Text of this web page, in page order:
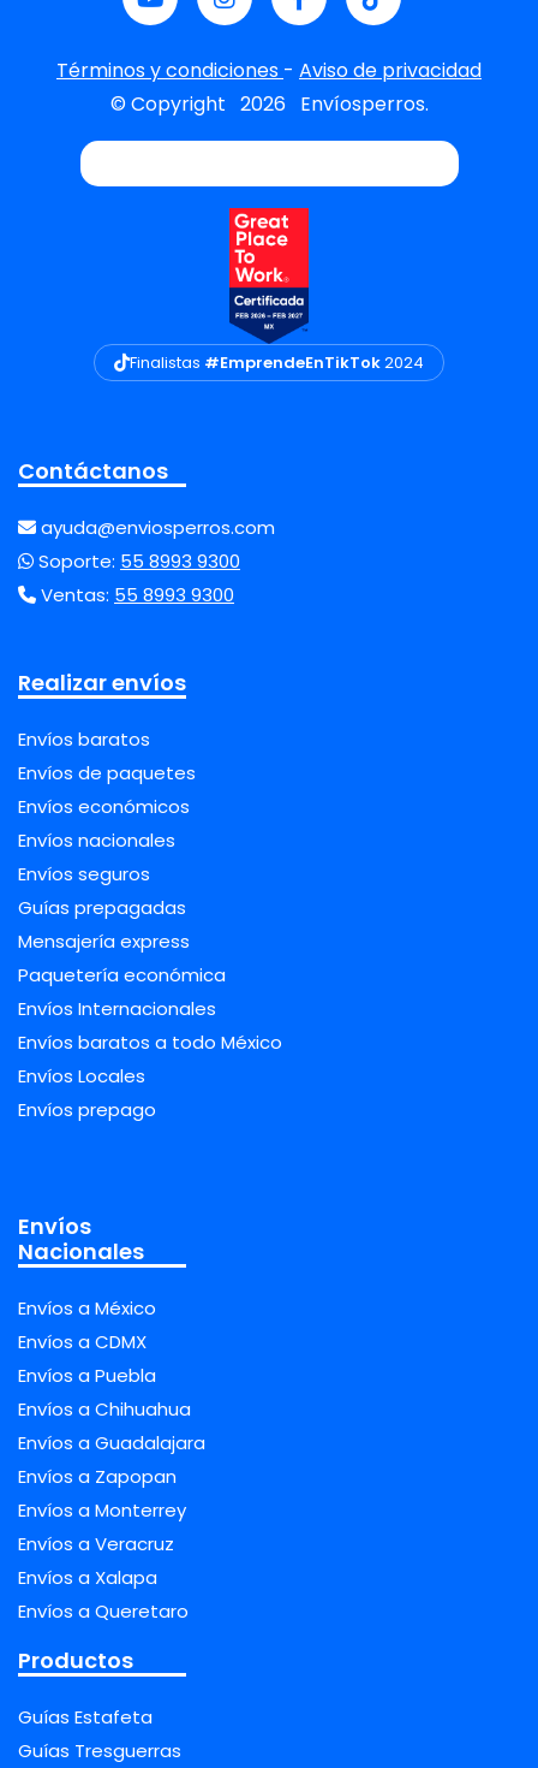
Términos y condiciones - Aviso de privacidad
© Copyright 2026 Envíosperros.
Finalistas #EmprendeEnTikTok2024
Contáctanos
ayuda@enviosperros.com
Soporte: 55 8993 9300
Ventas: 55 8993 9300
Realizar envíos
Envíos baratos
Envíos de paquetes
Envíos económicos
Envíos nacionales
Envíos seguros
Guías prepagadas
Mensajería express
Paquetería económica
Envíos Internacionales
Envíos baratos a todo México
Envíos Locales
Envíos prepago
Envíos
Nacionales
Envíos a México
Envíos a CDMX
Envíos a Puebla
Envíos a Chihuahua
Envíos a Guadalajara
Envíos a Zapopan
Envíos a Monterrey
Envíos a Veracruz
Envíos a Xalapa
Envíos a Queretaro
Productos
Guías Estafeta
Guías Tresguerras